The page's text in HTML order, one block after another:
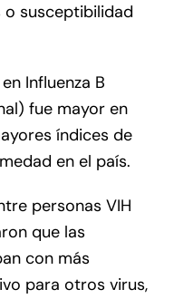
o susceptibilidad
Influenza B
fue mayor en
índices de
en el país.
personas VIH
que las
con más
para otros virus,